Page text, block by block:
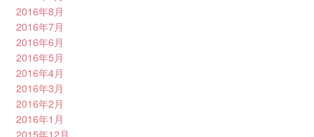
2016年8月
2016年7月
2016年6月
2016年5月
2016年4月
2016年3月
2016年2月
2016年1月
2015年12月